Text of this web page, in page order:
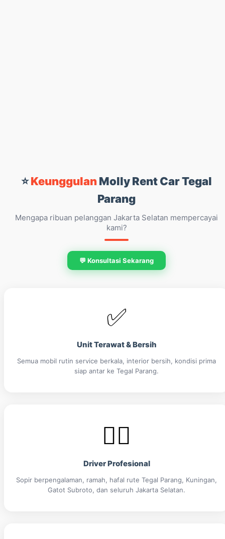
⭐KeunggulanMolly Rent Car Tegal
Parang
Mengapa ribuan pelanggan Jakarta Selatan mempercayai
kami?
💬 Konsultasi Sekarang
✅
Unit Terawat & Bersih
Semua mobil rutin service berkala, interior bersih, kondisi prima
siap antar ke Tegal Parang.
👨‍✈️
Driver Profesional
Sopir berpengalaman, ramah, hafal rute Tegal Parang, Kuningan,
Gatot Subroto, dan seluruh Jakarta Selatan.